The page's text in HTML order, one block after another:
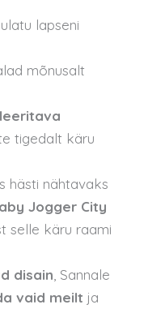
ulatu lapseni
mõnusalt
tigedalt käru
hästi nähtavaks
Jogger City
selle käru raami
disain , Sannale
vaid meilt ja